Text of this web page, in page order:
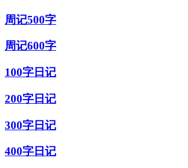
周记500字
周记600字
100字日记
200字日记
300字日记
400字日记